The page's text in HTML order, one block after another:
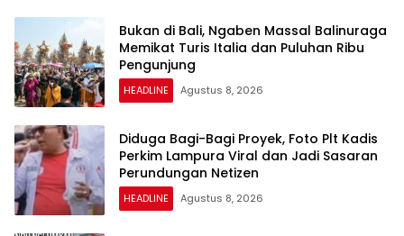
Bukan di Bali, Ngaben Massal Balinuraga
Memikat Turis Italia dan Puluhan Ribu
Pengunjung
HEADLINE Agustus 8, 2026
Diduga Bagi-Bagi Proyek, Foto Plt Kadis
Perkim Lampura Viral dan Jadi Sasaran
Perundungan Netizen
HEADLINE Agustus 8, 2026